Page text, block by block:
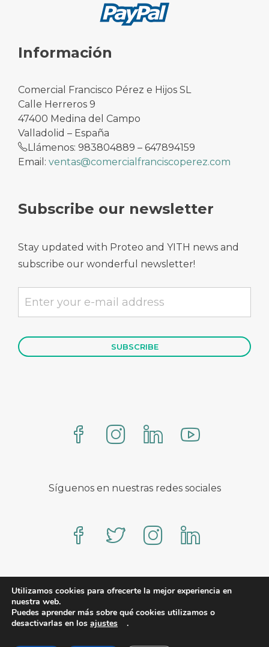
Información
Comercial Francisco Pérez e Hijos SL
Calle Herreros 9
47400 Medina del Campo
Valladolid – España
Llámenos: 983804889 – 647894159
Email: ventas@comercialfranciscoperez.com
Subscribe our newsletter
Stay updated with Proteo and YITH news and
subscribe our wonderful newsletter!
Síguenos en nuestras redes sociales
Proteo – A WooCommerce theme by YITH
Utilizamos cookies para ofrecerte la mejor experiencia en
nuestra web.
Puedes aprender más sobre qué cookies utilizamos o
desactivarlas en los ajustes .